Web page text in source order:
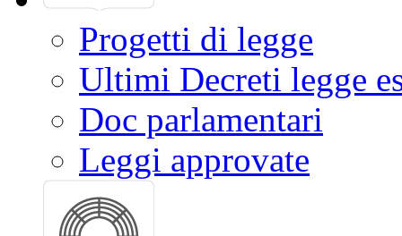
Progetti di legge
Ultimi Decreti legge
Doc parlamentari
Leggi approvate